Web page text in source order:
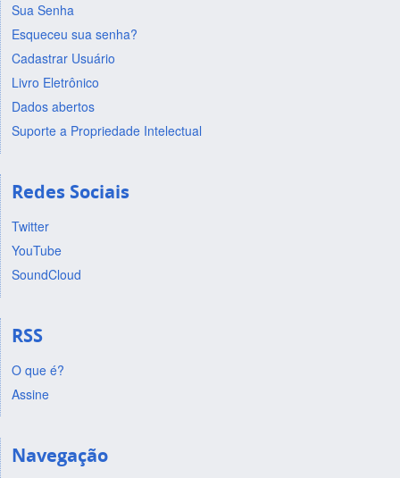
Sua Senha
Esqueceu sua senha?
Cadastrar Usuário
Livro Eletrônico
Dados abertos
Suporte a Propriedade Intelectual
Redes Sociais
Twitter
YouTube
SoundCloud
RSS
O que é?
Assine
Navegação